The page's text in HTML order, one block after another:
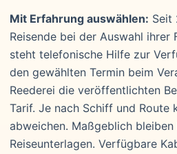
Mit Erfahrung auswählen: Seit
Reisende bei der Auswahl ihrer
steht telefonische Hilfe zur
den gewählten Termin beim
Reederei die veröffentlichten
Tarif. Je nach Schiff und Route
abweichen. Maßgeblich bleiben
Reiseunterlagen. Verfügbare